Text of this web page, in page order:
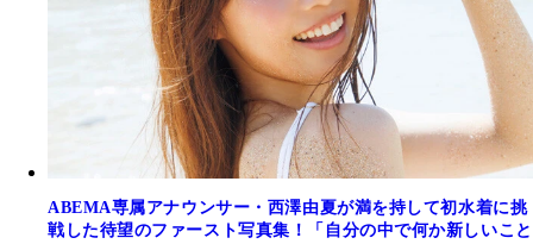
ABEMA専属アナウンサー・西澤由夏が満を持して初水着に挑
戦した待望のファースト写真集！「自分の中で何か新しいこと